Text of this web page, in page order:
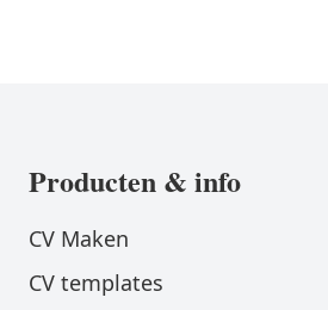
Producten & info
CV Maken
CV templates